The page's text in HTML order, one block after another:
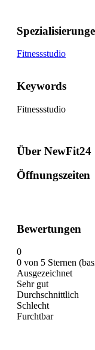
Fitnessstudio
Keywords
Fitnessstudio
Über
Öffnungszeiten
Bewertungen
0
0 von 5 Sternen
Ausgezeichnet
Sehr gut
Durchschnittlich
Schlecht
Furchtbar